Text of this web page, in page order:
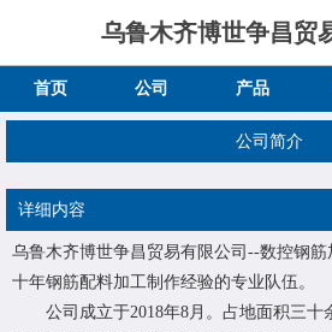
乌鲁木齐博世争昌贸
首页 公司 产品
公司简介
详细内容
乌鲁木齐博世争昌贸易有限公司--数控钢
十年钢筋配料加工制作经验的专业队伍。
公司成立于2018年8月。占地面积三十